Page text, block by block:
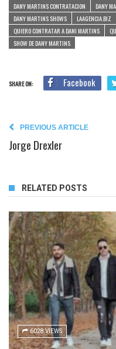
DANY MARTINS CONTRATACION
DANY
DANY MARTINS SHOWS
LAAGENCIA.BIZ
QUIERO CONTRATAR A DANI MARTINS
SHOW DE DANY MARTINS
SHARE ON: Facebook
PREVIOUS ARTICLE
Jorge Drexler
RELATED POSTS
6028 VIEWS